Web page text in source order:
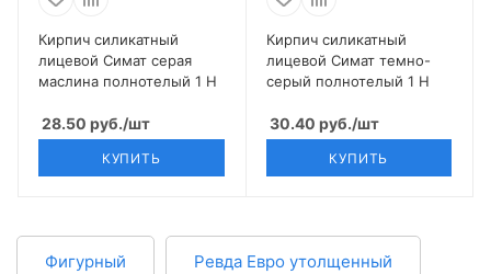
Кирпич силикатный
лицевой Симат серая
маслина полнотелый 1 Н
28.50 руб./шт
КУПИТЬ
Кирпич силикатный
лицевой Симат темно-
серый полнотелый 1 Н
30.40 руб./шт
КУПИТЬ
Фигурный Ревда Евро утолщенный